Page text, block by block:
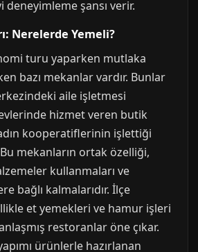
şansı verir.
Nerelerde Yemeli?
turu yaparken mutlaka
bazı mekanlar vardır. Bunlar
aile işletmesi
hizmet veren butik
kooperatiflerinin işlettiği
mekanların ortak özelliği,
kullanmaları ve
bağlı kalmalarıdır. İlçe
et yemekleri ve hamur işleri
restoranlar öne çıkar.
ürünlerle hazırlanan